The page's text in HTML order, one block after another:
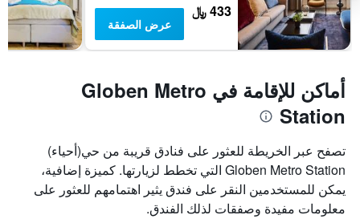
433 ﷼
عرض الصفقة
أماكن للإقامة في Globen Metro
Station
تصفح عبر الخريطة للعثور على فنادق قريبة من حي(أحياء)
Globen Metro Station التي تخطط لزيارتها. كميزة إضافية،
يمكن للمستخدمين النقر على فندق يثير اهتمامهم للعثور على
معلومات مفيدة وصفقات لذلك الفندق.